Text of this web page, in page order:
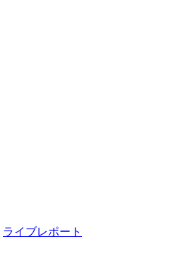
ライブレポート